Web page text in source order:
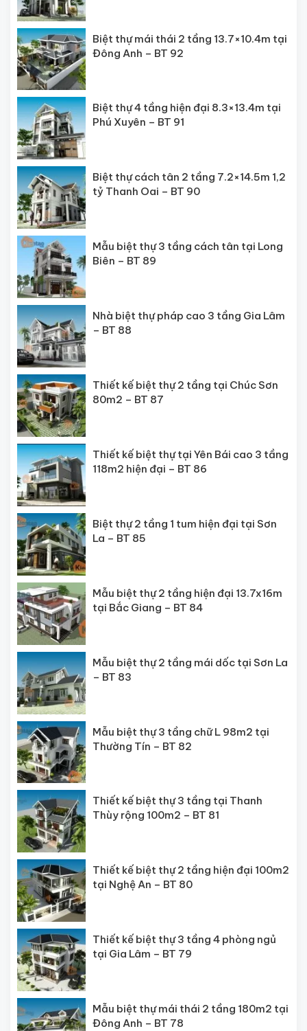
Biệt thự mái thái 2 tầng 13.7×10.4m tại
Đông Anh – BT 92
Biệt thự 4 tầng hiện đại 8.3×13.4m tại
Phú Xuyên – BT 91
Biệt thự cách tân 2 tầng 7.2×14.5m 1,2
tỷ Thanh Oai – BT 90
Mẫu biệt thự 3 tầng cách tân tại Long
Biên – BT 89
Nhà biệt thự pháp cao 3 tầng Gia Lâm
– BT 88
Thiết kế biệt thự 2 tầng tại Chúc Sơn
80m2 – BT 87
Thiết kế biệt thự tại Yên Bái cao 3 tầng
118m2 hiện đại – BT 86
Biệt thự 2 tầng 1 tum hiện đại tại Sơn
La – BT 85
Mẫu biệt thự 2 tầng hiện đại 13.7x16m
tại Bắc Giang – BT 84
Mẫu biệt thự 2 tầng mái dốc tại Sơn La
– BT 83
Mẫu biệt thự 3 tầng chữ L 98m2 tại
Thường Tín – BT 82
Thiết kế biệt thự 3 tầng tại Thanh
Thùy rộng 100m2 – BT 81
Thiết kế biệt thự 2 tầng hiện đại 100m2
tại Nghệ An – BT 80
Thiết kế biệt thự 3 tầng 4 phòng ngủ
tại Gia Lâm – BT 79
Mẫu biệt thự mái thái 2 tầng 180m2 tại
Đông Anh – BT 78